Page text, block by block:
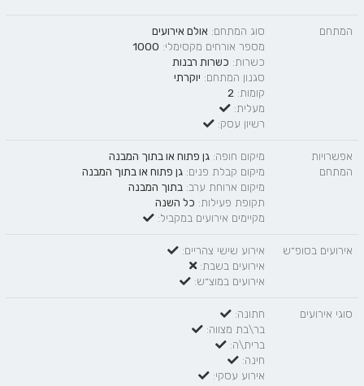
המתחם סוג המתחם: אולם אירועים
מספר אורחים מקסימלי: 1000
כשרות: כשרות רבנות
סגנון המתחם: יוקרתי
קומות: 2
מעלית:
רשיון עסק:
אפשרויות
המתחם
מיקום חופה:גן פתוח או בתוך המבנה
מיקום קבלת פנים:גן פתוח או בתוך המבנה
מיקום ארוחת ערב: בתוך המבנה
תקופת פעילות: כל השנה
מקיימים אירועים במקביל:
אירועים בסופ״ש
אירוע שישי צהריים:
אירועים בשבת:
אירועים במוצ״ש:
סוגי אירועים
חתונה:
בר\בת מצווה:
ברית\ה:
חינה:
אירוע עסקי: